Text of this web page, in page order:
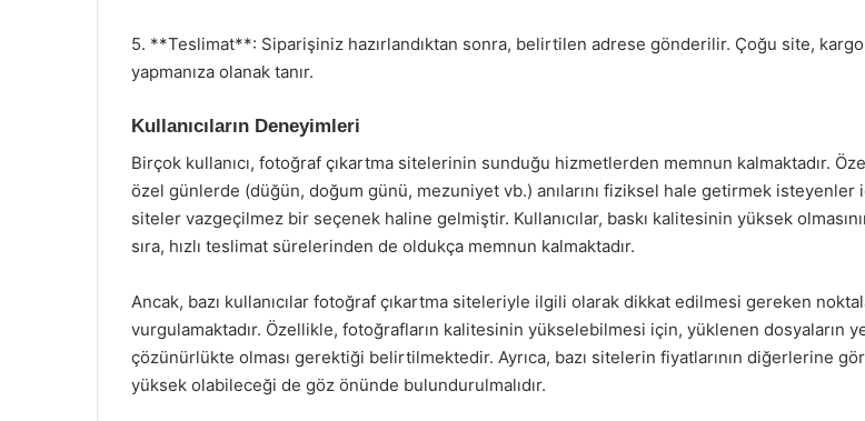
5. **Teslimat**: Siparişiniz hazırlandıktan sonra, belirtilen adrese gönderilir. Çoğu site,
yapmanıza olanak tanır.
Kullanıcıların Deneyimleri
Birçok kullanıcı, fotoğraf çıkartma sitelerinin sunduğu hizmetlerden memnun kalmaktadır.
özel günlerde (düğün, doğum günü, mezuniyet vb.) anılarını fiziksel hale getirmek isteyenler
siteler vazgeçilmez bir seçenek haline gelmiştir. Kullanıcılar, baskı kalitesinin yüksek
sıra, hızlı teslimat sürelerinden de oldukça memnun kalmaktadır.
Ancak, bazı kullanıcılar fotoğraf çıkartma siteleriyle ilgili olarak dikkat edilmesi gereken
vurgulamaktadır. Özellikle, fotoğrafların kalitesinin yükselebilmesi için, yüklenen dosyaların
çözünürlükte olması gerektiği belirtilmektedir. Ayrıca, bazı sitelerin fiyatlarının diğerlerine
yüksek olabileceği de göz önünde bulundurulmalıdır.